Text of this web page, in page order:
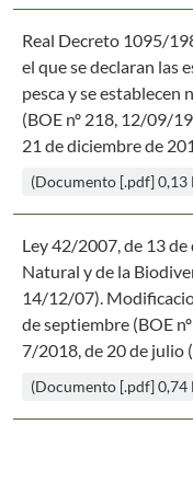
Real Decreto 1095/
el que se declaran las
pesca y se establecen
(BOE nº 218, 12/09/
21 de diciembre de
(Documento [.pdf] 0,13
Ley 42/2007, de 13
Natural y de la
14/12/07).
de septiembre (BOE
7/2018, de 20 de julio
(Documento [.pdf] 0,74